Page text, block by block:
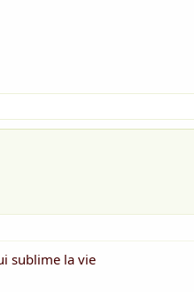
sublime la vie